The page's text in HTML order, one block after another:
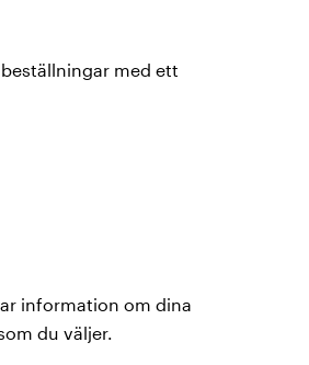
med ett
information om dina
du väljer.